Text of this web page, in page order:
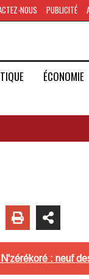
NOUS PUBLICITÉ
ÉCONOMIE
: neuf